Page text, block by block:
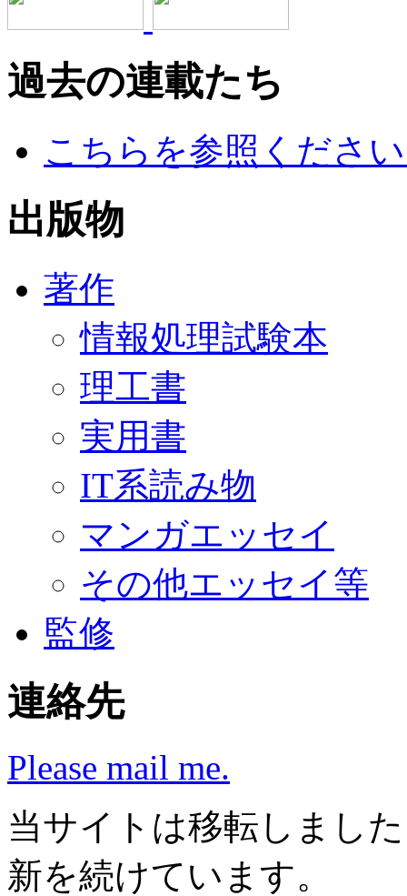
過去の連載たち
こちらを参照くださ
出版物
著作
情報処理試験本
理工書
実用書
IT系読み物
マンガエッセイ
その他エッセイ等
監修
連絡先
Please mail me.
当サイトは移転しまし
新を続けています。